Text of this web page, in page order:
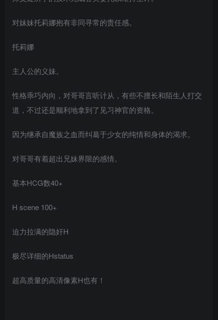
对妹妹托莉娜抱有非同寻常的责任感。
托莉娜
主人公的义妹。
性格乖巧内向，对哥哥言听计从，有些不擅长和陌生人打交
道，不过还是顺利地拿到了见习神官的资格。
因为继承自魔族之血而纠葛于少女的纯情和身体的渴求。
对哥哥有着超出兄妹界限的感情。
基本HCG数40+
H scene 100+
迫力拉满的隐奸H
极尽详细的Hstatus
超高质量的高清像素H也有！